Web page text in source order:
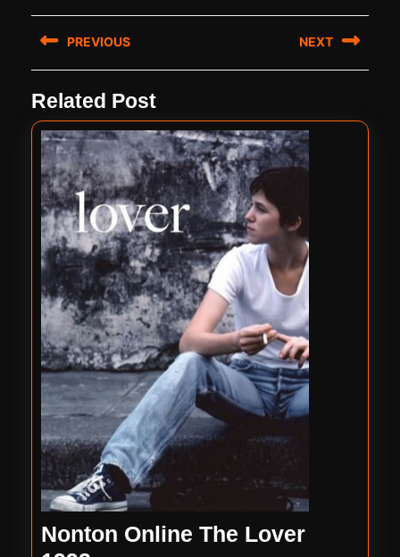
navigation
PREVIOUS
post:
NEXT
Related Post
Nonton Online The Lover